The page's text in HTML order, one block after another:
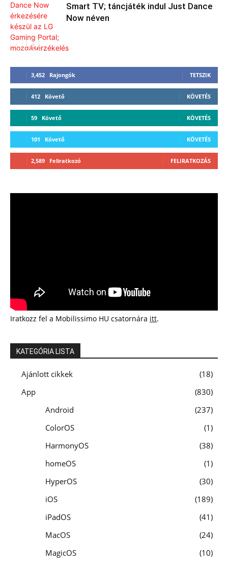
Smart TV; táncjáték indul Just Dance
Now néven
3,452 Rajongók TETSZIK
412 Követő KÖVETÉS
59 Követő KÖVETÉS
101 Követő KÖVETÉS
2,589 Feliratkozó FELIRATKOZÁS
Iratkozz fel a Mobilissimo HU csatornára itt.
KATEGÓRIA LISTA
Ajánlott cikkek
18
App
830
Android
237
ColorOS
1
HarmonyOS
38
homeOS
1
HyperOS
30
iOS
189
iPadOS
41
MacOS
24
MagicOS
10